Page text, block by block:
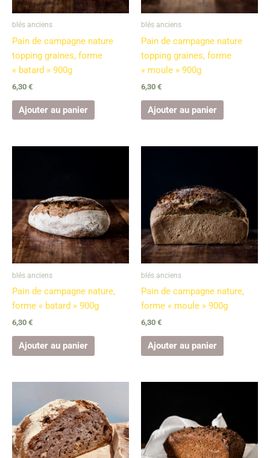
blés anciens
Pain de campagne nature
topping graines, forme
« batard » 900g
6,30 €
Ajouter au panier
blés anciens
Pain de campagne nature
topping graines, forme
« moule » 900g
6,30 €
Ajouter au panier
blés anciens
Pain de campagne nature,
forme « batard » 900g
6,30 €
Ajouter au panier
blés anciens
Pain de campagne nature,
forme « moule » 900g
6,30 €
Ajouter au panier